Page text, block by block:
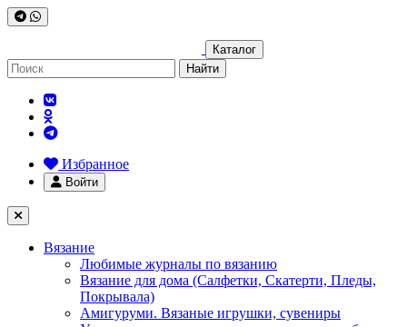
Каталог
Найти
Избранное
Войти
Вязание
Любимые журналы по вязанию
Вязание для дома (Салфетки, Скатерти, Пледы,
Покрывала)
Амигуруми. Вязаные игрушки, сувениры